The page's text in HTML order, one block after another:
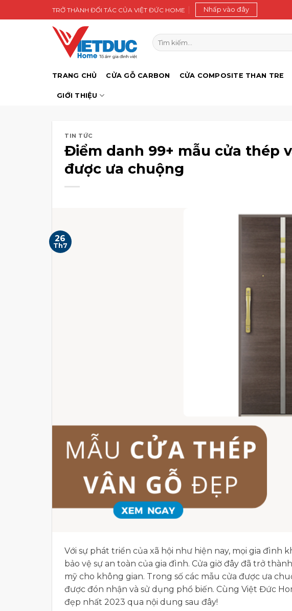
qua
TRỞ THÀNH ĐỐI TÁC CỦA VIỆT ĐỨC HOME Nhấp vào đây
Tìm
kiếm:
TRANG CHỦ CỬA GỖ CARBON CỬA COMPOSITE THAN TRE
GIỚI THIỆU
TIN TỨC
Điểm danh 99+ mẫu cửa thép
được ưa chuộng
26
Th7
Với sự phát triển của xã hội như hiện nay, mọi gia đình
bảo vệ sự an toàn của gia đình. Cửa giờ đây đã trở
mỹ cho không gian. Trong số các mẫu cửa được ưa
được đón nhận và sử dụng phổ biến. Cùng Việt Đức
đẹp nhất 2023 qua nội dung sau đây!